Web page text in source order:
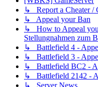
↳ Report a Cheater /
↳ Appeal your Ban
↳ How to Appeal
Stellungnahmen zum
↳ Battlefield 4 -
↳ Battlefield 3 -
↳ Battlefield BC2 -
↳ Battlefield 2142 -